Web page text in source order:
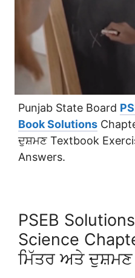
Punjab State Board
Book Solutions
ਦੁਸ਼ਮਣ Textbook
Answers.
PSEB
Science
ਮਿੱਤਰ ਅਤੇ ਦੁਸ਼ਮਣ